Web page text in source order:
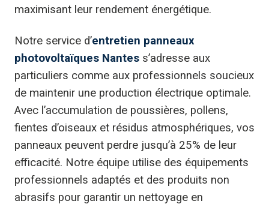
maximisant leur rendement énergétique.
Notre service d’entretien panneaux
photovoltaïques Nantes s’adresse aux
particuliers comme aux professionnels soucieux
de maintenir une production électrique optimale.
Avec l’accumulation de poussières, pollens,
fientes d’oiseaux et résidus atmosphériques, vos
panneaux peuvent perdre jusqu’à 25% de leur
efficacité. Notre équipe utilise des équipements
professionnels adaptés et des produits non
abrasifs pour garantir un nettoyage en